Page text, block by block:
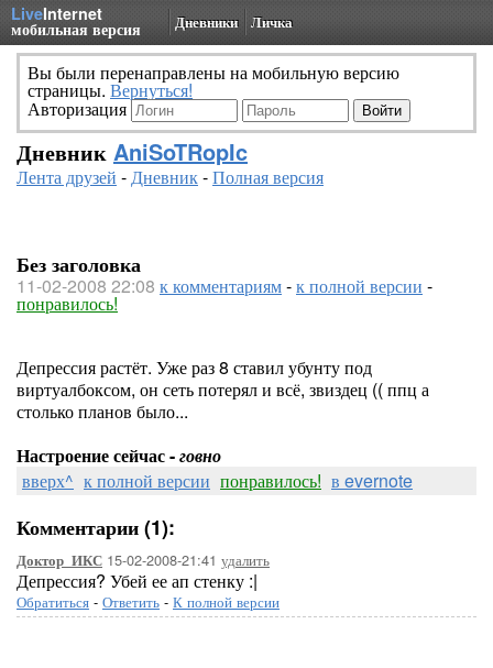
LiveInternet
мобильная версия Дневники Личка
Вы были перенаправлены на мобильную версию
страницы. Вернуться!
Авторизация
Дневник AniSoTRopIc
Лента друзей -Дневник-Полная версия
Без заголовка
11-02-2008 22:08 к комментариям-к полной версии -
понравилось!
Депрессия растёт. Уже раз 8 ставил убунту под
виртуалбоксом, он сеть потерял и всё, звиздец (( ппц а
столько планов было...
Настроение сейчас -говно
вверх^ к полной версии понравилось! в evernote
Комментарии (1):
Доктор_ИКС 15-02-2008-21:41 удалить
Депрессия? Убей ее ап стенку :|
Обратиться - Ответить - К полной версии